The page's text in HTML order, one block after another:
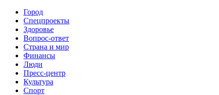
Город
Спецпроекты
Здоровье
Вопрос-ответ
Страна и мир
Финансы
Люди
Пресс-центр
Культура
Спорт